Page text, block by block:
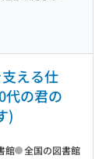
える仕
代の君の
)
館 全国の図書館